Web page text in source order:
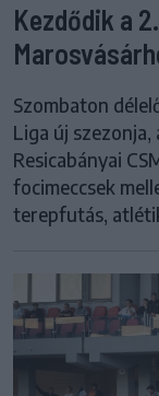
Kezdődik a
Szombaton
Liga új szezonja,
Resicabányai
focimeccsek
terepfutás,